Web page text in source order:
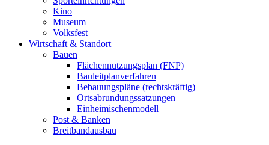
Kino
Museum
Volksfest
Wirtschaft & Standort
Bauen
Flächennutzungsplan (FNP)
Bauleitplanverfahren
Bebauungspläne (rechtskräftig)
Ortsabrundungssatzungen
Einheimischenmodell
Post & Banken
Breitbandausbau